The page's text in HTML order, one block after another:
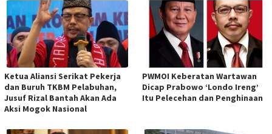
Ketua Aliansi Serikat Pekerja
dan Buruh TKBM Pelabuhan,
Jusuf Rizal Bantah Akan Ada
Aksi Mogok Nasional
PWMOI Keberatan Wartawan
Dicap Prabowo ‘Londo Ireng’
Itu Pelecehan dan Penghinaan